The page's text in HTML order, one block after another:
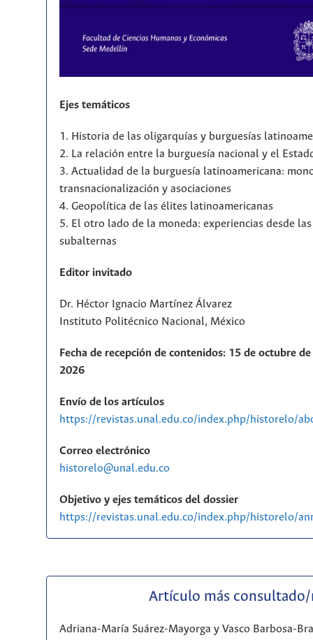
Ejes temáticos
1. Historia de las oligarquías y burguesías
2. La relación entre la burguesía nacional y el
3. Actualidad de la burguesía latinoamericana:
transnacionalización y asociaciones
4. Geopolítica de las élites latinoamericanas
5. El otro lado de la moneda: experiencias desde
subalternas
Editor invitado
Dr. Héctor Ignacio Martínez Álvarez
Instituto Politécnico Nacional, México
Fecha de recepción de contenidos: 15 de octubre
2026
Envío de los artículos
https://revistas.unal.edu.co/index.php/historelo/
Correo electrónico
historelo@unal.edu.co
Objetivo y ejes temáticos del dossier
https://revistas.unal.edu.co/index.php/historelo/
Artículo más consultado/
Adriana-María Suárez-Mayorga y Vasco Barbosa-